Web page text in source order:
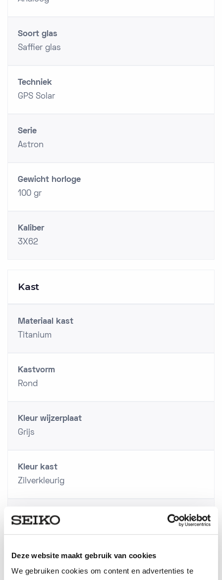
Deze website maakt gebruik van cookies
We gebruiken cookies om content en advertenties te
Soort glas
Saffier glas
Techniek
GPS Solar
Serie
Astron
Gewicht horloge
100 gr
Kaliber
3X62
Kast
Materiaal kast
Titanium
Kastvorm
Rond
Kleur wijzerplaat
Grijs
Kleur kast
Zilverkleurig
Achterzijde kast